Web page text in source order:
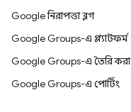
Google নিরাপত্তা ব্লগ
Google Groups-এ প্ল্যাটফর্ম
Google Groups-এ তৈরি করা
Google Groups-এ পোর্টিং